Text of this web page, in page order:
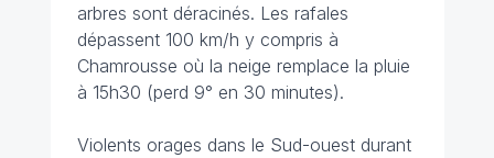
arbres sont déracinés. Les rafales
dépassent 100 km/h y compris à
Chamrousse où la neige remplace la pluie
à 15h30 (perd 9° en 30 minutes).
Violents orages dans le Sud-ouest durant